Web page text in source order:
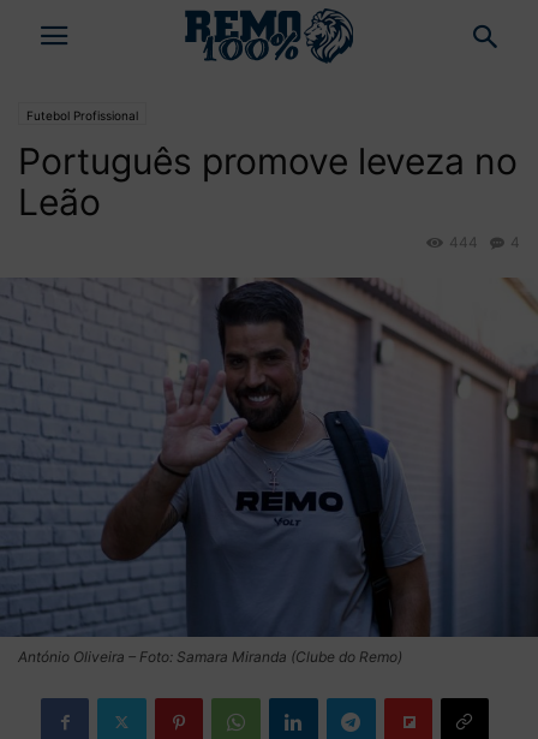
Futebol Profissional
Português promove leveza no
Leão
4
444
António Oliveira – Foto: Samara Miranda (Clube do Remo)